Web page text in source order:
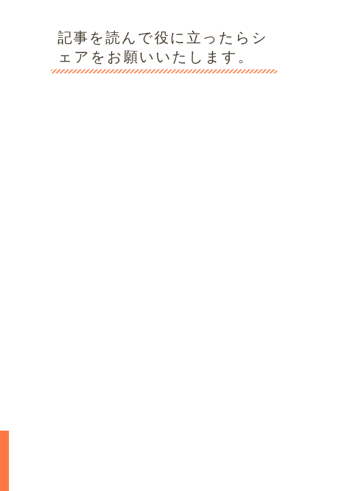
記事を読んで役に立ったらシ
ェアをお願いいたします。